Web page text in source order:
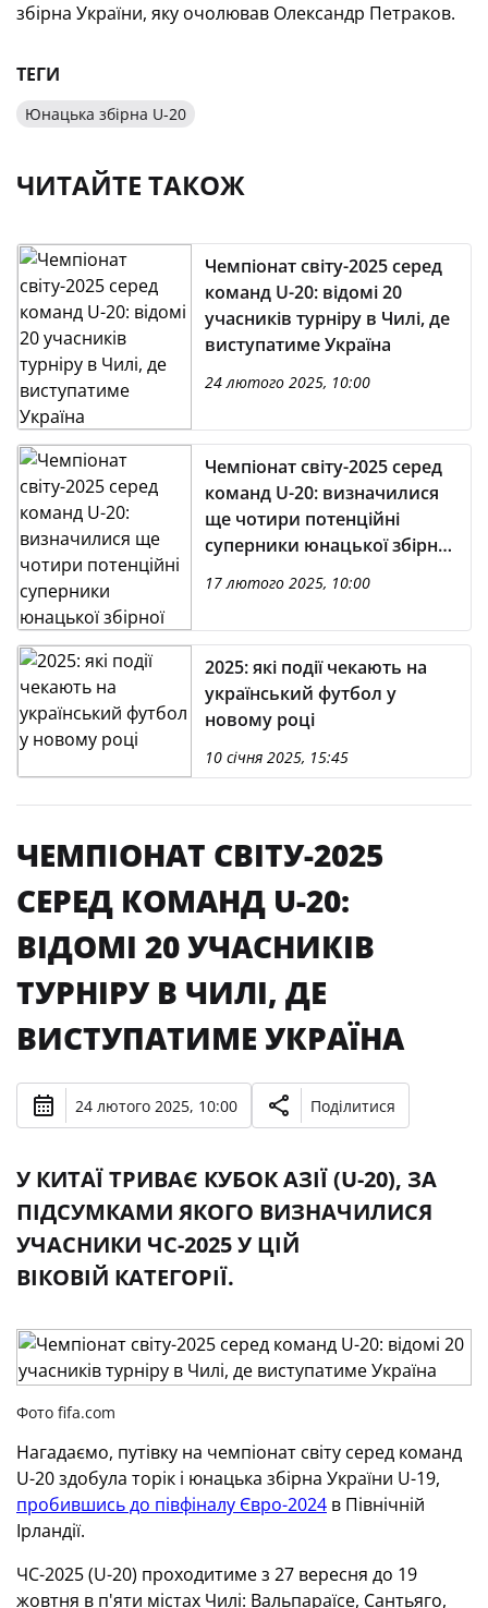
збірна України, яку очолював Олександр Петраков.
ТЕГИ
Юнацька збірна U-20
ЧИТАЙТЕ ТАКОЖ
Чемпіонат світу-2025 серед
команд U-20: відомі 20
учасників турніру в Чилі, де
виступатиме Україна
24 лютого 2025, 10:00
Чемпіонат світу-2025 серед
команд U-20: визначилися
ще чотири потенційні
суперники юнацької збірної
17 лютого 2025, 10:00
2025: які події чекають на
український футбол у
новому році
10 січня 2025, 15:45
ЧЕМПІОНАТ СВІТУ-2025
СЕРЕД КОМАНД U-20:
ВІДОМІ 20 УЧАСНИКІВ
ТУРНІРУ В ЧИЛІ, ДЕ
ВИСТУПАТИМЕ УКРАЇНА
24 лютого 2025, 10:00 Поділитися
У КИТАЇ ТРИВАЄ КУБОК АЗІЇ (U-20), ЗА
ПІДСУМКАМИ ЯКОГО ВИЗНАЧИЛИСЯ
УЧАСНИКИ ЧС-2025 У ЦІЙ
ВІКОВІЙ КАТЕГОРІЇ.
Фото fifa.com
Нагадаємо, путівку на чемпіонат світу серед команд
U-20 здобула торік і юнацька збірна України U-19,
пробившись до півфіналу Євро-2024 в Північній
Ірландії.
ЧС-2025 (U-20) проходитиме з 27 вересня до 19
жовтня в п'яти містах Чилі: Вальпараїсе, Сантьяго,